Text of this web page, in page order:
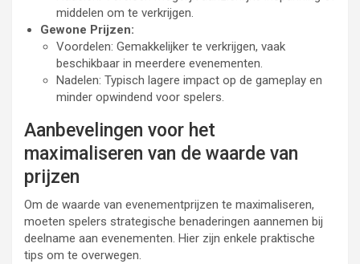
middelen om te verkrijgen.
Gewone Prijzen:
Voordelen: Gemakkelijker te verkrijgen, vaak
beschikbaar in meerdere evenementen.
Nadelen: Typisch lagere impact op de gameplay en
minder opwindend voor spelers.
Aanbevelingen voor het
maximaliseren van de waarde van
prijzen
Om de waarde van evenementprijzen te maximaliseren,
moeten spelers strategische benaderingen aannemen bij
deelname aan evenementen. Hier zijn enkele praktische
tips om te overwegen.